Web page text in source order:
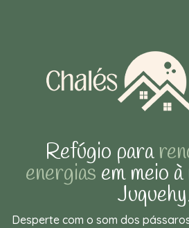
Refúgio para
energias em meio
Desperte com o som dos